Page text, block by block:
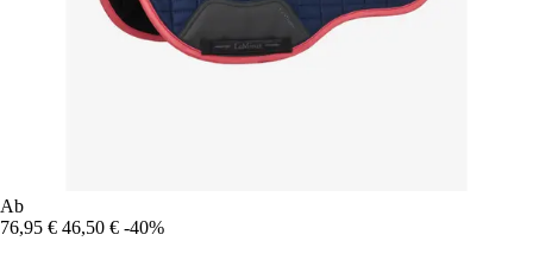
Ab
76,95 € 46,50 € -40%